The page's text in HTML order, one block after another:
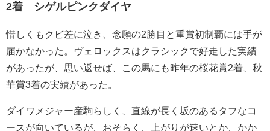
2着 シゲルピンクダイヤ
惜しくもクビ差に泣き、念願の2勝目と重賞初制覇には手が
届かなかった。ヴェロックスはクラシックで好走した実績
があったが、思い返せば、この馬にも昨年の桜花賞2着、秋
華賞3着の実績があった。
ダイワメジャー産駒らしく、直線が長く坂のあるタフなコ
ースが向いているが、おそらく、上がりが速いとか、かか